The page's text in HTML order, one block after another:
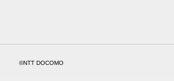
©NTT DOCOMO